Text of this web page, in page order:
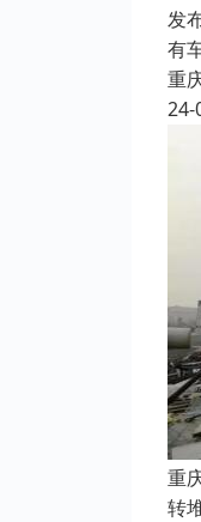
发
有
重
24-
重
转